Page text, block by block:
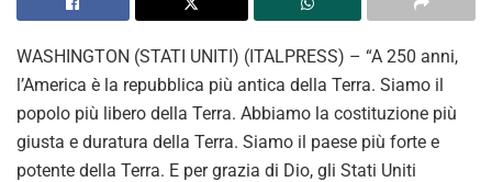
WASHINGTON (STATI UNITI) (ITALPRESS) – “A 250 anni,
l’America è la repubblica più antica della Terra. Siamo il
popolo più libero della Terra. Abbiamo la costituzione più
giusta e duratura della Terra. Siamo il paese più forte e
potente della Terra. E per grazia di Dio, gli Stati Uniti